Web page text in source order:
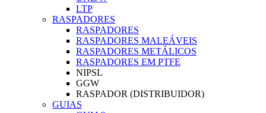
LTP
RASPADORES
RASPADORES
RASPADORES MALEÁVEIS
RASPADORES METÁLICOS
RASPADORES EM PTFE
NIPSL
GGW
RASPADOR (DISTRIBUIDOR)
GUIAS